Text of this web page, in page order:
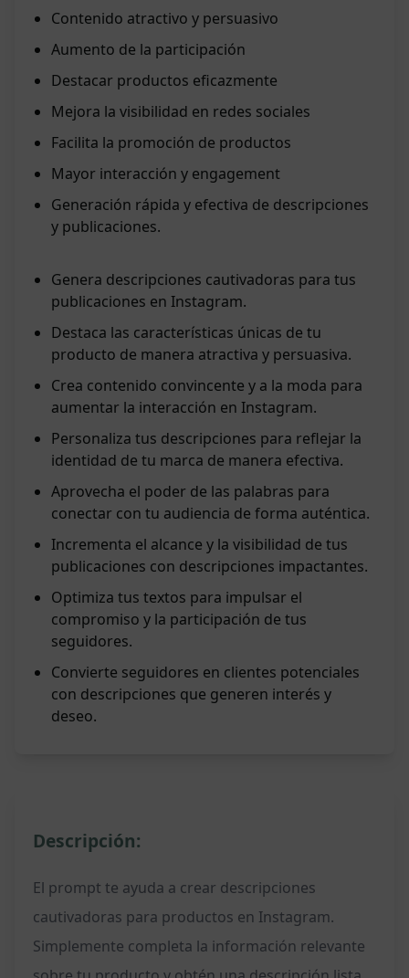
Contenido atractivo y persuasivo
Aumento de la participación
Destacar productos eficazmente
Mejora la visibilidad en redes sociales
Facilita la promoción de productos
Mayor interacción y engagement
Generación rápida y efectiva de descripciones
y publicaciones.
Genera descripciones cautivadoras para tus
publicaciones en Instagram.
Destaca las características únicas de tu
producto de manera atractiva y persuasiva.
Crea contenido convincente y a la moda para
aumentar la interacción en Instagram.
Personaliza tus descripciones para reflejar la
identidad de tu marca de manera efectiva.
Aprovecha el poder de las palabras para
conectar con tu audiencia de forma auténtica.
Incrementa el alcance y la visibilidad de tus
publicaciones con descripciones impactantes.
Optimiza tus textos para impulsar el
compromiso y la participación de tus
seguidores.
Convierte seguidores en clientes potenciales
con descripciones que generen interés y
deseo.
Descripción:
El prompt te ayuda a crear descripciones
cautivadoras para productos en Instagram.
Simplemente completa la información relevante